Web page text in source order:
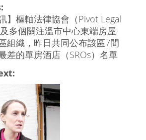
】樞軸法律協會（Pivot Legal
多個關注溫市中心東端房屋
組織，昨日共同公布該區7間
差的單房酒店（SROs）名單